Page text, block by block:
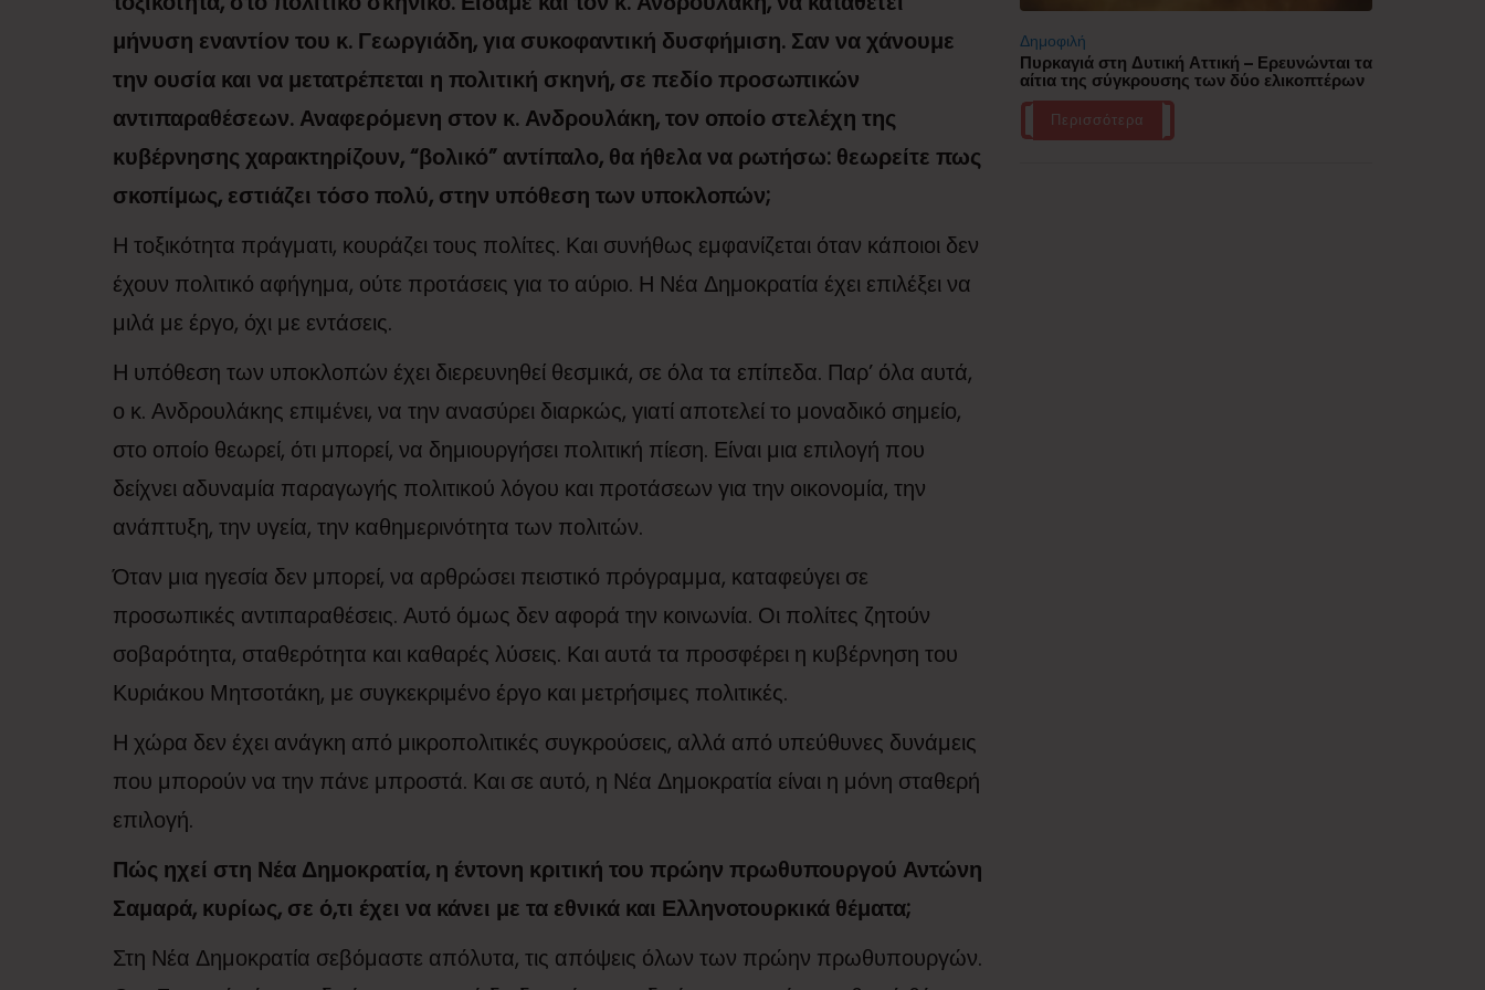
μήνυση εναντίον του κ. Γεωργιάδη, για συκοφαντική δυσφήμιση. Σαν να χάνουμε
την ουσία και να μετατρέπεται η πολιτική σκηνή, σε πεδίο προσωπικών
αντιπαραθέσεων. Αναφερόμενη στον κ. Ανδρουλάκη, τον οποίο στελέχη της
κυβέρνησης χαρακτηρίζουν, “βολικό” αντίπαλο, θα ήθελα να ρωτήσω: θεωρείτε πως
σκοπίμως, εστιάζει τόσο πολύ, στην υπόθεση των υποκλοπών;
Η τοξικότητα πράγματι, κουράζει τους πολίτες. Και συνήθως εμφανίζεται όταν κάποιοι δεν
έχουν πολιτικό αφήγημα, ούτε προτάσεις για το αύριο. Η Νέα Δημοκρατία έχει επιλέξει να
μιλά με έργο, όχι με εντάσεις.
Η υπόθεση των υποκλοπών έχει διερευνηθεί θεσμικά, σε όλα τα επίπεδα. Παρ’ όλα αυτά,
ο κ. Ανδρουλάκης επιμένει, να την ανασύρει διαρκώς, γιατί αποτελεί το μοναδικό σημείο,
στο οποίο θεωρεί, ότι μπορεί, να δημιουργήσει πολιτική πίεση. Είναι μια επιλογή που
δείχνει αδυναμία παραγωγής πολιτικού λόγου και προτάσεων για την οικονομία, την
ανάπτυξη, την υγεία, την καθημερινότητα των πολιτών.
Όταν μια ηγεσία δεν μπορεί, να αρθρώσει πειστικό πρόγραμμα, καταφεύγει σε
προσωπικές αντιπαραθέσεις. Αυτό όμως δεν αφορά την κοινωνία. Οι πολίτες ζητούν
σοβαρότητα, σταθερότητα και καθαρές λύσεις. Και αυτά τα προσφέρει η κυβέρνηση του
Κυριάκου Μητσοτάκη, με συγκεκριμένο έργο και μετρήσιμες πολιτικές.
Η χώρα δεν έχει ανάγκη από μικροπολιτικές συγκρούσεις, αλλά από υπεύθυνες δυνάμεις
που μπορούν να την πάνε μπροστά. Και σε αυτό, η Νέα Δημοκρατία είναι η μόνη σταθερή
επιλογή.
Πώς ηχεί στη Νέα Δημοκρατία, η έντονη κριτική του πρώην πρωθυπουργού Αντώνη
Σαμαρά, κυρίως, σε ό,τι έχει να κάνει με τα εθνικά και Ελληνοτουρκικά θέματα;
Στη Νέα Δημοκρατία σεβόμαστε απόλυτα, τις απόψεις όλων των πρώην πρωθυπουργών.
Δημοφιλή
Πυρκαγιά στη Δυτική Αττική – Ερευνώνται τα
αίτια της σύγκρουσης των δύο ελικοπτέρων
Περισσότερα